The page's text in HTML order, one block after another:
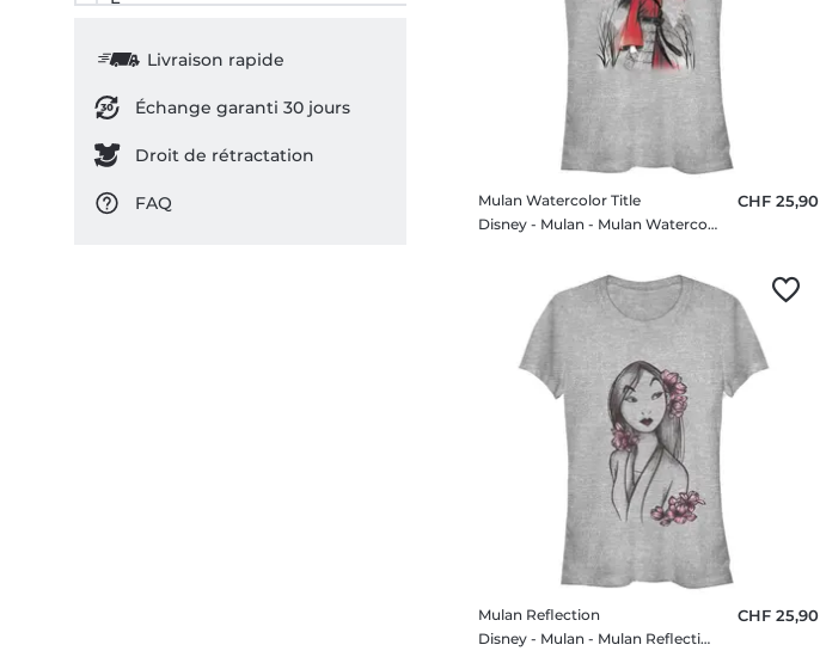
XXL
3XL
Livraison rapide
Échange garanti 30 jours
Droit de rétractation
FAQ
Mulan Watercolor Title
Disney - Mulan - Mulan Watercolor Title - Femme T-shirt
CHF 25,90
Mulan Reflection
Disney - Mulan - Mulan Reflection - Femme T-shirt
CHF 25,90